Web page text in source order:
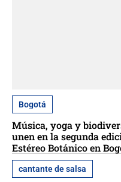
Bogotá
Música, yoga y
unen en la segunda
Estéreo Botánico en
cantante de salsa